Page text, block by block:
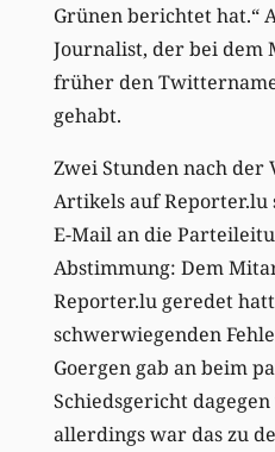
Grünen berichtet hat.“
Journalist, der bei dem
früher den
gehabt.
Zwei Stunden nach der
Artikels auf Reporter.lu
E-Mail an die
Abstimmung: Dem
Reporter.lu geredet
schwerwiegenden
Goergen gab an beim
Schiedsgericht
allerdings war das zu